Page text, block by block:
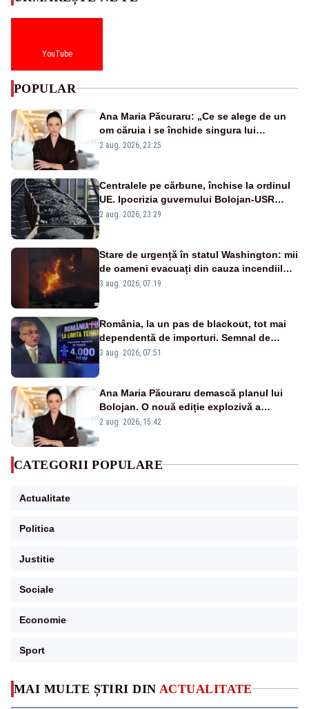
MAI MULTE ȘTIRI DIN ACTUALITATE
YouTube
POPULAR
Ana Maria Păcuraru: „Ce se alege de un
om căruia i se închide singura lui
portiță?”
2 aug. 2026, 23:25
Centralele pe cărbune, închise la ordinul
UE. Ipocrizia guvernului Bolojan-USR
după starea de alertă
2 aug. 2026, 23:29
Stare de urgență în statul Washington: mii
de oameni evacuați din cauza incendiilor
puternice de vegetație
3 aug. 2026, 07:19
România, la un pas de blackout, tot mai
dependentă de importuri. Semnal de
alarmă tras de un expert în energie
3 aug. 2026, 07:51
Ana Maria Păcuraru demască planul lui
Bolojan. O nouă ediție explozivă a
emisiunii „Miza Zilei” la Realitatea PLUS
2 aug. 2026, 15:42
CATEGORII POPULARE
Actualitate
Politica
Justitie
Sociale
Economie
Sport